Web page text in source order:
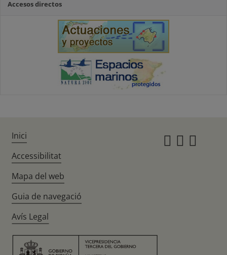
Accesos directos
Inici
Accessibilitat
Mapa del web
Guia de navegació
Avís Legal